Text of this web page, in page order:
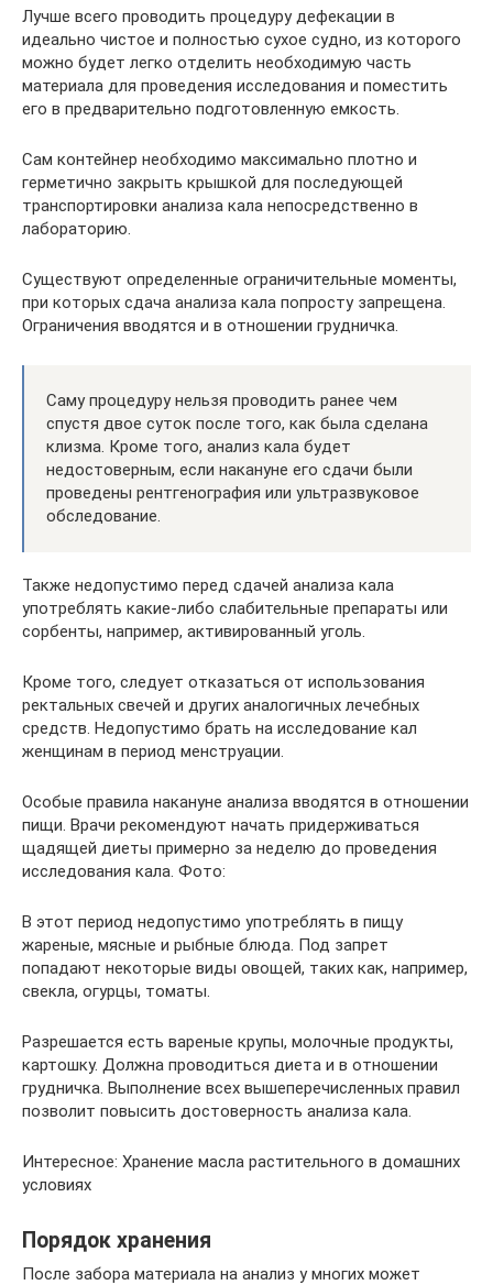
Лучше всего проводить процедуру дефекации в
идеально чистое и полностью сухое судно, из которого
можно будет легко отделить необходимую часть
материала для проведения исследования и поместить
его в предварительно подготовленную емкость.
Сам контейнер необходимо максимально плотно и
герметично закрыть крышкой для последующей
транспортировки анализа кала непосредственно в
лабораторию.
Существуют определенные ограничительные моменты,
при которых сдача анализа кала попросту запрещена.
Ограничения вводятся и в отношении грудничка.
Саму процедуру нельзя проводить ранее чем
спустя двое суток после того, как была сделана
клизма. Кроме того, анализ кала будет
недостоверным, если накануне его сдачи были
проведены рентгенография или ультразвуковое
обследование.
Также недопустимо перед сдачей анализа кала
употреблять какие-либо слабительные препараты или
сорбенты, например, активированный уголь.
Кроме того, следует отказаться от использования
ректальных свечей и других аналогичных лечебных
средств. Недопустимо брать на исследование кал
женщинам в период менструации.
Особые правила накануне анализа вводятся в отношении
пищи. Врачи рекомендуют начать придерживаться
щадящей диеты примерно за неделю до проведения
исследования кала. Фото:
В этот период недопустимо употреблять в пищу
жареные, мясные и рыбные блюда. Под запрет
попадают некоторые виды овощей, таких как, например,
свекла, огурцы, томаты.
Разрешается есть вареные крупы, молочные продукты,
картошку. Должна проводиться диета и в отношении
грудничка. Выполнение всех вышеперечисленных правил
позволит повысить достоверность анализа кала.
Интересное: Хранение масла растительного в домашних
условиях
Порядок хранения
После забора материала на анализ у многих может